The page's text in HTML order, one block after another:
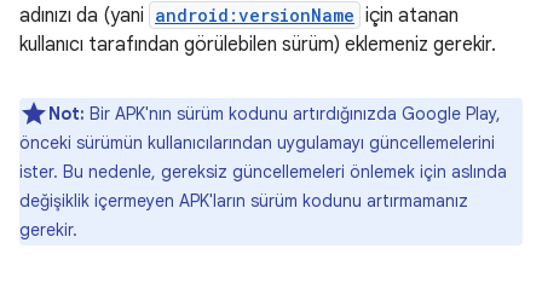
adınızı da (yani android:versionName için atanan
kullanıcı tarafından görülebilen sürüm) eklemeniz gerekir.
Not: Bir APK'nın sürüm kodunu artırdığınızda Google Play,
önceki sürümün kullanıcılarından uygulamayı güncellemelerini
ister. Bu nedenle, gereksiz güncellemeleri önlemek için aslında
değişiklik içermeyen APK'ların sürüm kodunu artırmamanız
gerekir.